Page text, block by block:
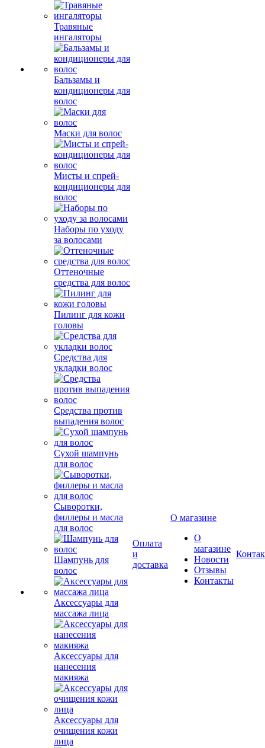
Травяные
ингаляторы
Бальзамы и
кондиционеры для
волос
Маски для волос
Мисты и спрей-
кондиционеры для
волос
Наборы по уходу
за волосами
Оттеночные
средства для волос
Пилинг для кожи
головы
Средства для
укладки волос
Средства против
выпадения волос
Сухой шампунь
для волос
Сыворотки,
филлеры и масла
для волос
Шампунь для
волос
Аксессуары для
массажа лица
Аксессуары для
нанесения
макияжа
Аксессуары для
очищения кожи
лица
Оплата
и
доставка
О магазине
О
магазине
Новости
Отзывы
Контакты